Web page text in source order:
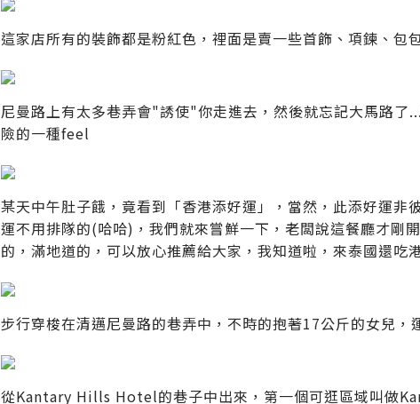
這家店所有的裝飾都是粉紅色，裡面是賣一些首飾、項鍊、包
尼曼路上有太多巷弄會"誘使"你走進去，然後就忘記大馬路了
險的一種feel
某天中午肚子餓，竟看到「香港添好運」，當然，此添好運非
運不用排隊的(哈哈)，我們就來嘗鮮一下，老闆說這餐廳才剛
的，滿地道的，可以放心推薦給大家，我知道啦，來泰國還吃
步行穿梭在清邁尼曼路的巷弄中，不時的抱著17公斤的女兒，
從Kantary Hills Hotel的巷子中出來，第一個可逛區域叫做